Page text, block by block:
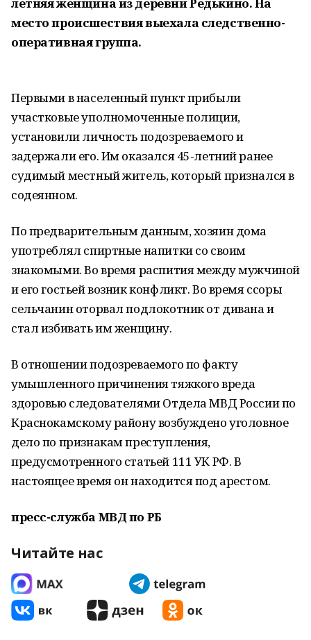
место происшествия выехала следственно-
оперативная группа.
Первыми в населенный пункт прибыли
участковые уполномоченные полиции,
установили личность подозреваемого и
задержали его. Им оказался 45-летний ранее
судимый местный житель, который признался в
содеянном.
По предварительным данным, хозяин дома
употреблял спиртные напитки со своим
знакомыми. Во время распития между мужчиной
и его гостьей возник конфликт. Во время ссоры
сельчанин оторвал подлокотник от дивана и
стал избивать им женщину.
В отношении подозреваемого по факту
умышленного причинения тяжкого вреда
здоровью следователями Отдела МВД России по
Краснокамскому району возбуждено уголовное
дело по признакам преступления,
предусмотренного статьей 111 УК РФ. В
настоящее время он находится под арестом.
пресс-служба МВД по РБ
Читайте нас